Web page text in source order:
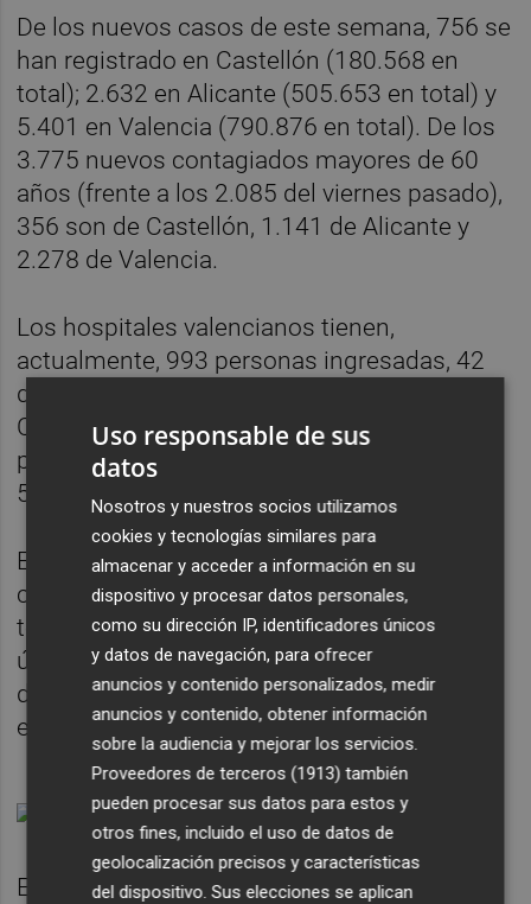
De los nuevos casos de este semana, 756 se
han registrado en Castellón (180.568 en
total); 2.632 en Alicante (505.653 en total) y
5.401 en Valencia (790.876 en total). De los
3.775 nuevos contagiados mayores de 60
años (frente a los 2.085 del viernes pasado),
356 son de Castellón, 1.141 de Alicante y
2.278 de Valencia.
Los hospitales valencianos tienen,
actualmente, 993 personas ingresadas, 42
de ellas en la UCI: 140 en la provincia de
Castellón, con cuatro en UCI; 347 en la
provincia de Alicante, 15 de ellas en UCI y
506 en la provincia de Valencia, 23 en UCI.
En cuanto a los 18 fallecimientos por
coronavirus desde la última actualización,
todos son con fecha de defunción en los
últimos siete días. Se trata de once mujeres
de entre 69 y 99 años y siete hombres de
entre 64 y 89 años.
El total de decesos desde el inicio de la
Uso responsable de sus
datos
Nosotros y nuestros socios utilizamos
cookies y tecnologías similares para
almacenar y acceder a información en su
dispositivo y procesar datos personales,
como su dirección IP, identificadores únicos
y datos de navegación, para ofrecer
anuncios y contenido personalizados, medir
anuncios y contenido, obtener información
sobre la audiencia y mejorar los servicios.
Proveedores de terceros (1913) también
pueden procesar sus datos para estos y
otros fines, incluido el uso de datos de
geolocalización precisos y características
del dispositivo. Sus elecciones se aplican